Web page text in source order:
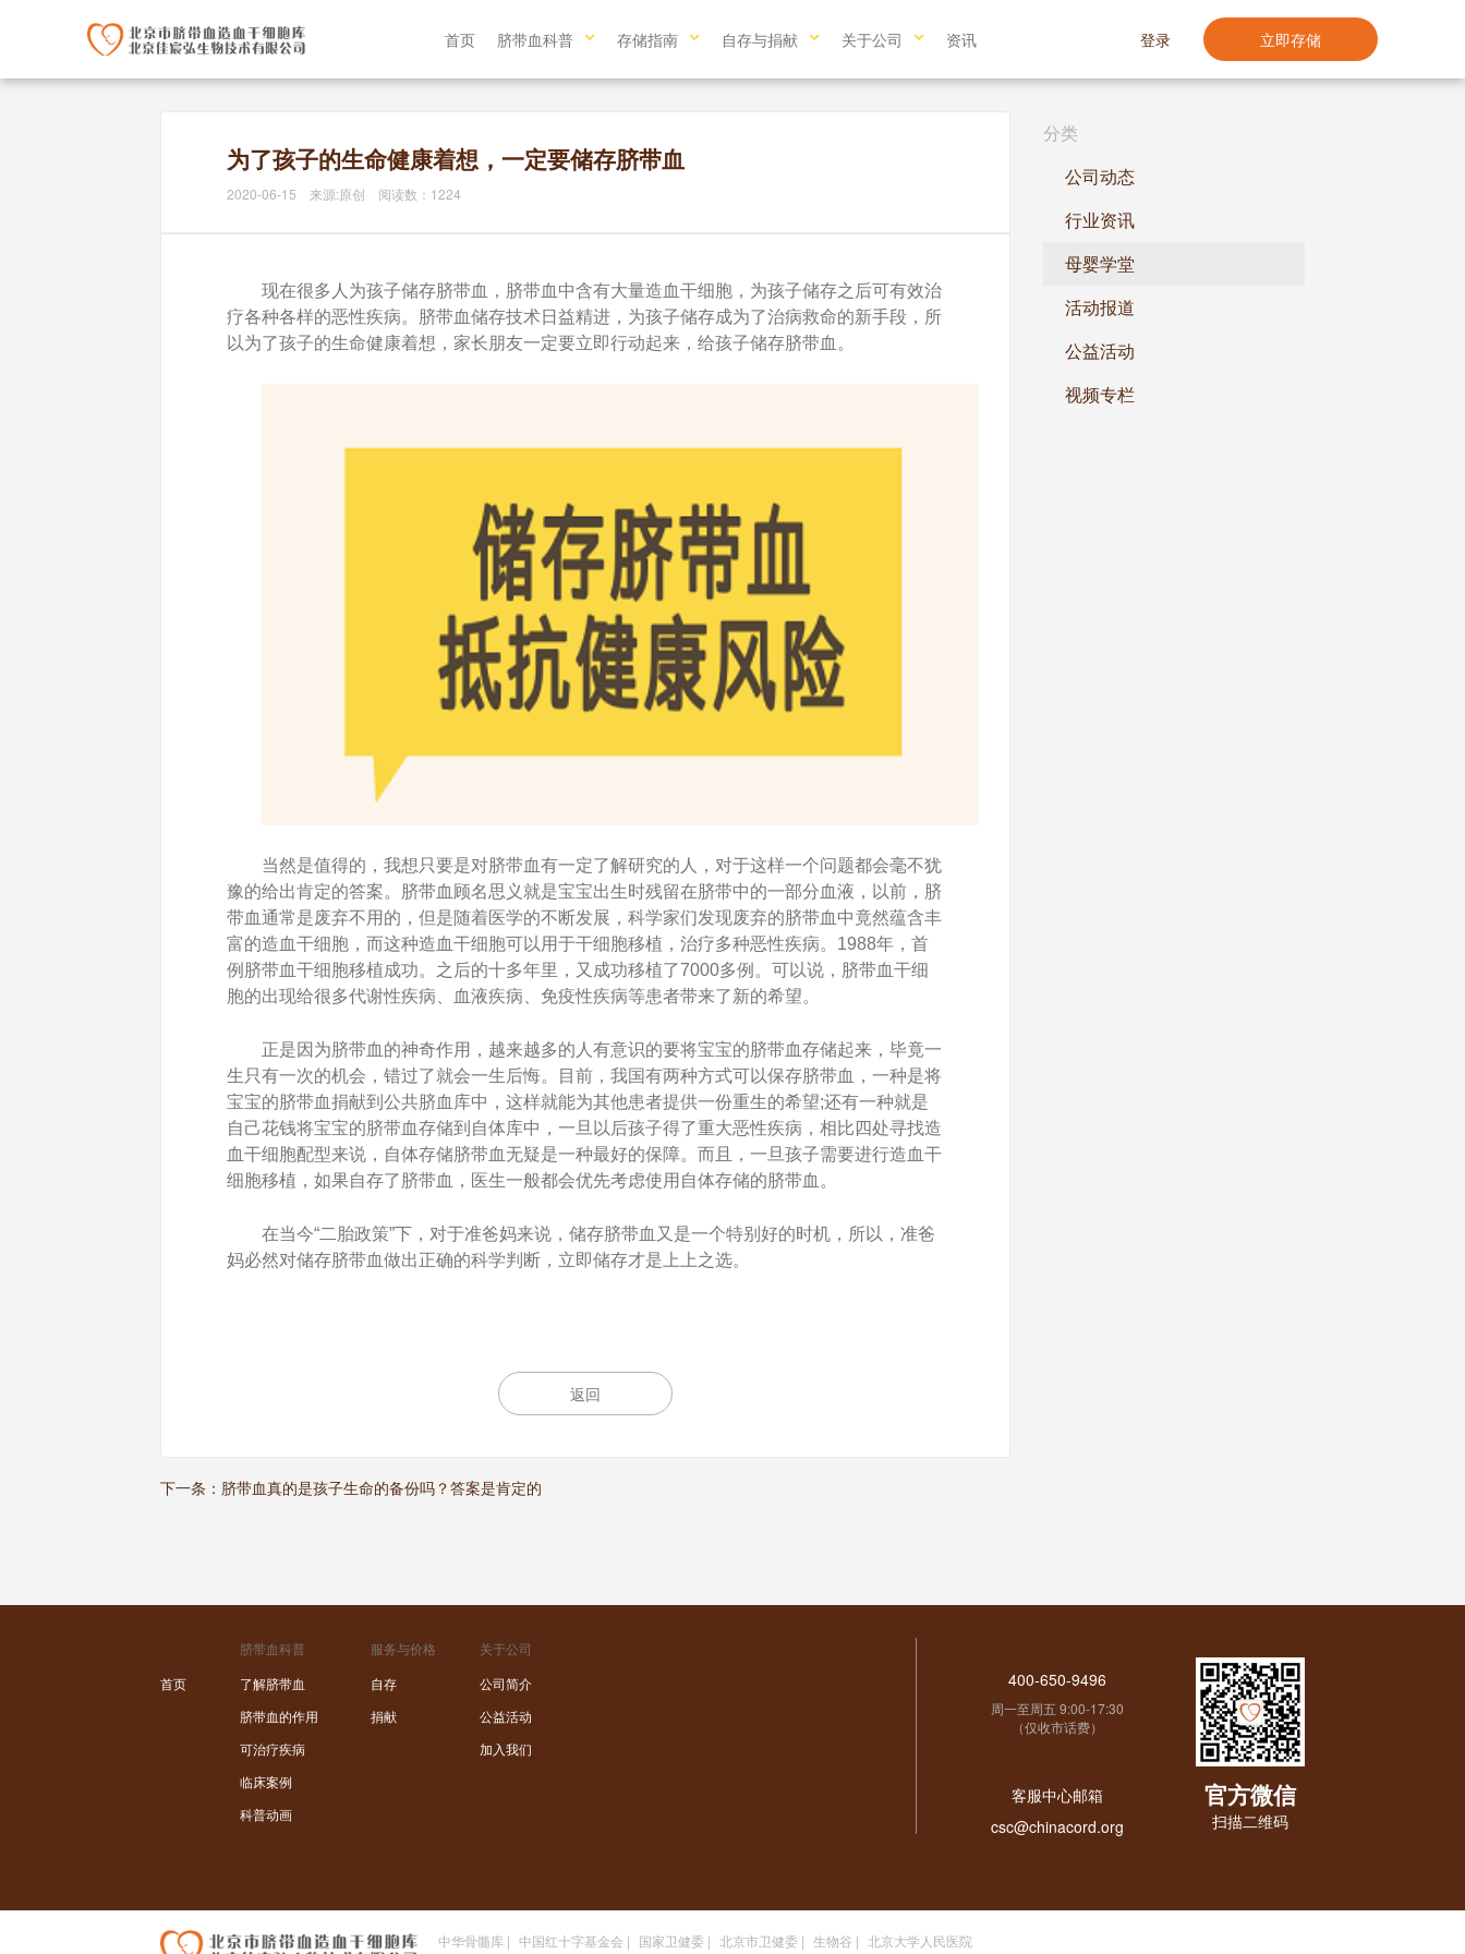
首页 脐带血科普 存储指南 自存与捐献 关于公司 资讯 立即存储
登录
为了孩子的生命健康着想，一定要储存脐带血
2020-06-15 来源:原创 阅读数：1224
现在很多人为孩子储存脐带血，脐带血中含有大量造血干细胞，为孩子储存之后可有效治
疗各种各样的恶性疾病。脐带血储存技术日益精进，为孩子储存成为了治病救命的新手段，所
以为了孩子的生命健康着想，家长朋友一定要立即行动起来，给孩子储存脐带血。
当然是值得的，我想只要是对脐带血有一定了解研究的人，对于这样一个问题都会毫不犹
豫的给出肯定的答案。脐带血顾名思义就是宝宝出生时残留在脐带中的一部分血液，以前，脐
带血通常是废弃不用的，但是随着医学的不断发展，科学家们发现废弃的脐带血中竟然蕴含丰
富的造血干细胞，而这种造血干细胞可以用于干细胞移植，治疗多种恶性疾病。1988年，首
例脐带血干细胞移植成功。之后的十多年里，又成功移植了7000多例。可以说，脐带血干细
胞的出现给很多代谢性疾病、血液疾病、免疫性疾病等患者带来了新的希望。
正是因为脐带血的神奇作用，越来越多的人有意识的要将宝宝的脐带血存储起来，毕竟一
生只有一次的机会，错过了就会一生后悔。目前，我国有两种方式可以保存脐带血，一种是将
宝宝的脐带血捐献到公共脐血库中，这样就能为其他患者提供一份重生的希望;还有一种就是
自己花钱将宝宝的脐带血存储到自体库中，一旦以后孩子得了重大恶性疾病，相比四处寻找造
血干细胞配型来说，自体存储脐带血无疑是一种最好的保障。而且，一旦孩子需要进行造血干
细胞移植，如果自存了脐带血，医生一般都会优先考虑使用自体存储的脐带血。
在当今“二胎政策”下，对于准爸妈来说，储存脐带血又是一个特别好的时机，所以，准爸
妈必然对储存脐带血做出正确的科学判断，立即储存才是上上之选。
返回
下一条： 脐带血真的是孩子生命的备份吗？答案是肯定的
分类
公司动态
行业资讯
母婴学堂
活动报道
公益活动
视频专栏
首页
脐带血科普
了解脐带血
脐带血的作用
可治疗疾病
临床案例
科普动画
服务与价格
自存
捐献
关于公司
公司简介
公益活动
加入我们
官方微信
扫描二维码
400-650-9496
周一至周五 9:00-17:30
（仅收市话费）
客服中心邮箱
csc@chinacord.org
中华骨髓库 | 中国红十字基金会 | 国家卫健委 | 北京市卫健委 | 生物谷 | 北京大学人民医院